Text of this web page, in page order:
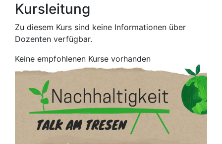
Kursleitung
Zu diesem Kurs sind keine Informationen über
Dozenten verfügbar.
Keine empfohlenen Kurse vorhanden